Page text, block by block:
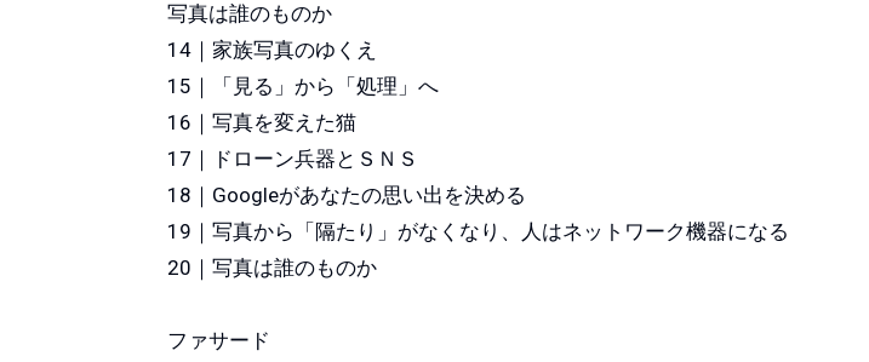
写真は誰のものか
14｜家族写真のゆくえ
15｜「見る」から「処理」へ
16｜写真を変えた猫
17｜ドローン兵器とＳＮＳ
18｜Googleがあなたの思い出を決める
19｜写真から「隔たり」がなくなり、人はネットワーク機器になる
20｜写真は誰のものか
ファサード